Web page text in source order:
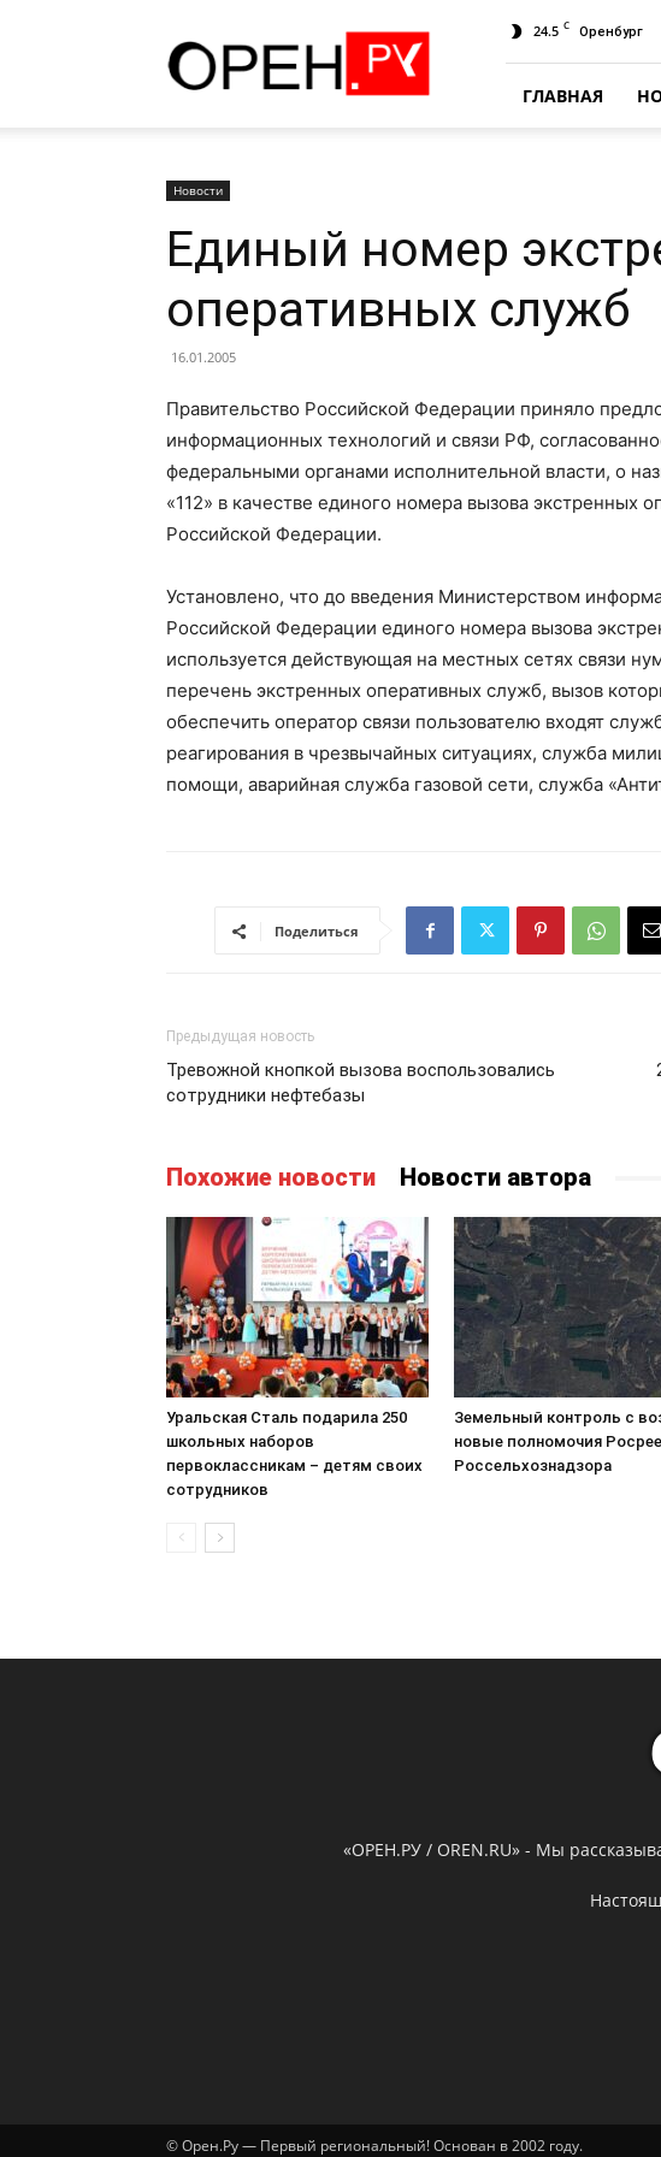
24.5 C Оренбург
ГЛАВНАЯ
Новости
Единый номер
оперативных служб
16.01.2005
Правительство Российской Федерации приняло
информационных технологий и связи РФ,
федеральными органами исполнительной власти, о
«112» в качестве единого номера вызова экстренных
Российской Федерации.
Установлено, что до введения Министерством
Российской Федерации единого номера вызова
используется действующая на местных сетях связи
перечень экстренных оперативных служб, вызов
обеспечить оператор связи пользователю входят
реагирования в чрезвычайных ситуациях, служба
помощи, аварийная служба газовой сети, служба
Поделиться
Предыдущая новость
Тревожной кнопкой вызова воспользовались
сотрудники нефтебазы
Похожие новости Новости автора
Уральская Сталь подарила 250
школьных наборов
первоклассникам – детям своих
сотрудников
Земельный контроль с
новые полномочия
Россельхознадзора
«ОРЕН.РУ / OREN.RU» - Мы
© Орен.Ру — Первый региональный! Основан в 2002 году.